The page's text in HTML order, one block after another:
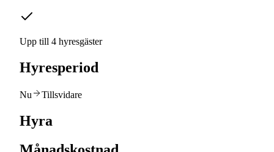
Upp till 4 hyresgäster
Hyresperiod
Nu Tillsvidare
Hyra